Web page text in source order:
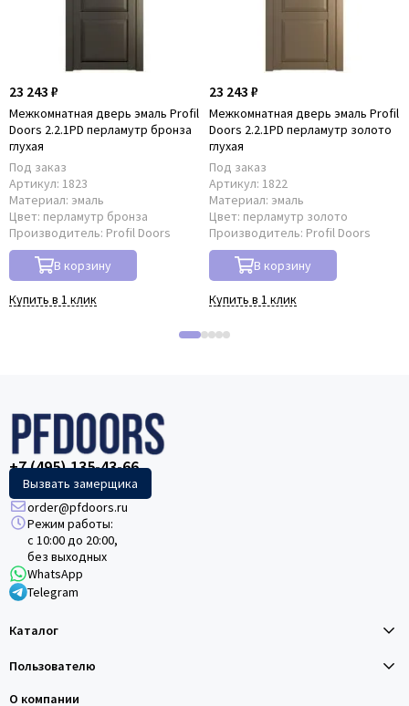
23 243 ₽
Межкомнатная дверь эмаль Profil
Doors 2.2.1PD перламутр бронза
глухая
Под заказ
Артикул: 1823
Материал: эмаль
Цвет: перламутр бронза
Производитель: Profil Doors
В корзину
Купить в 1 клик
23 243 ₽
Межкомнатная дверь эмаль Profil
Doors 2.2.1PD перламутр золото
глухая
Под заказ
Артикул: 1822
Материал: эмаль
Цвет: перламутр золото
Производитель: Profil Doors
В корзину
Купить в 1 клик
+7 (495) 135-43-66
Вызвать замерщика
order@pfdoors.ru
Режим работы:
с 10:00 до 20:00,
без выходных
WhatsApp
Telegram
Каталог
Пользователю
О компании